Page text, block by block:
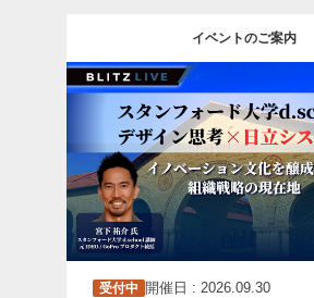
イベントのご案内
受付中 開催日 : 2026.09.30